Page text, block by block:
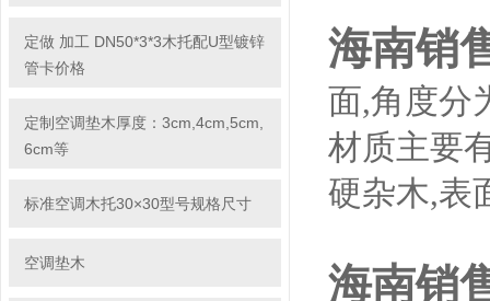
定做 加工 DN50*3*3木托配U型镀锌
管卡价格
定制空调垫木厚度：3cm,4cm,5cm,
6cm等
标准空调木托30×30型号规格尺寸
空调垫木
海南销
面,角度分
材质主要
硬杂木,表
海南销